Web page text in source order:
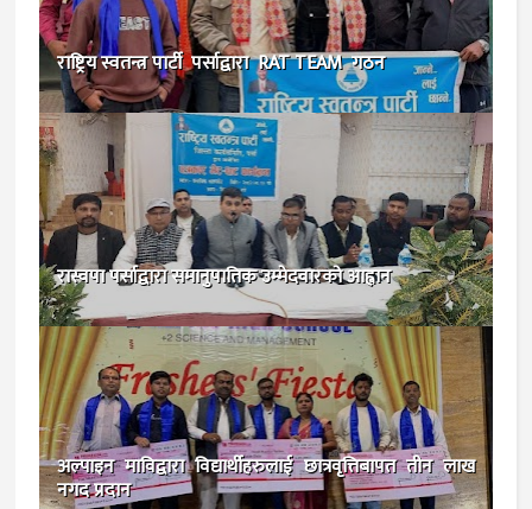
राष्ट्रिय स्वतन्त्र पार्टी पर्साद्वारा RAT TEAM गठन
रास्वपा पर्साद्वारा समानुपातिक उम्मेदवारको आह्वान
अल्पाइन माविद्वारा विद्यार्थीहरुलाई छात्रवृत्तिबापत तीन लाख
नगद प्रदान